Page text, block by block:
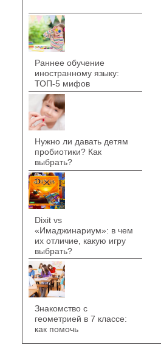
Раннее обучение
иностранному языку:
ТОП-5 мифов
Нужно ли давать детям
пробиотики? Как
выбрать?
Dixit vs
«Имаджинариум»: в чем
их отличие, какую игру
выбрать?
Знакомство с
геометрией в 7 классе:
как помочь